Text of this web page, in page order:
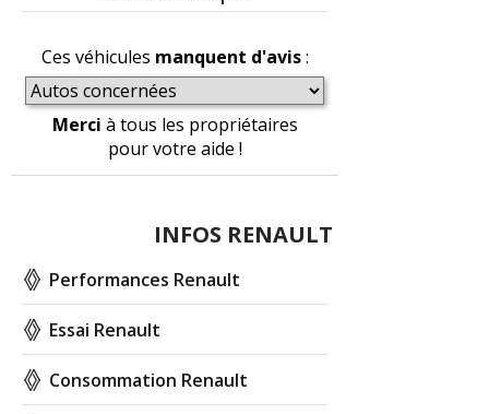
Ces véhicules manquent d'avis:
Merci à tous les propriétaires
pour votre aide !
INFOS RENAULT
Performances Renault
Essai Renault
Consommation Renault